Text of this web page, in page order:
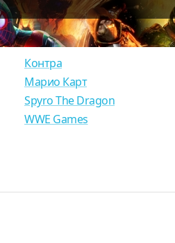
Контра
Марио Карт
Spyro The Dragon
WWE Games